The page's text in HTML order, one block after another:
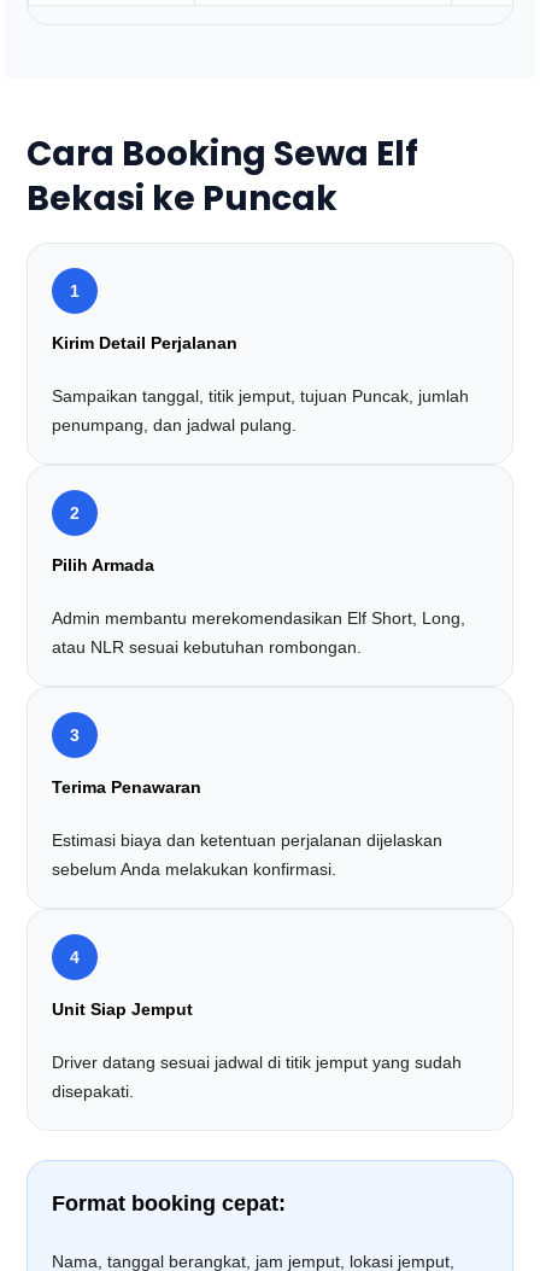
Cara Booking Sewa Elf
Bekasi ke Puncak
1
Kirim Detail Perjalanan
Sampaikan tanggal, titik jemput, tujuan Puncak, jumlah
penumpang, dan jadwal pulang.
2
Pilih Armada
Admin membantu merekomendasikan Elf Short, Long,
atau NLR sesuai kebutuhan rombongan.
3
Terima Penawaran
Estimasi biaya dan ketentuan perjalanan dijelaskan
sebelum Anda melakukan konfirmasi.
4
Unit Siap Jemput
Driver datang sesuai jadwal di titik jemput yang sudah
disepakati.
Format booking cepat:
Nama, tanggal berangkat, jam jemput, lokasi jemput,